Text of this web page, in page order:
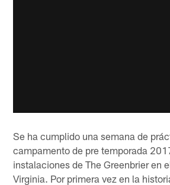
Se ha cumplido una semana de
campamento de pre temporada
instalaciones de The Greenbrier en
Virginia. Por primera vez en la